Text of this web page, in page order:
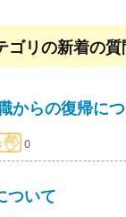
ゴリの新着の質
からの復帰に
0
ついて